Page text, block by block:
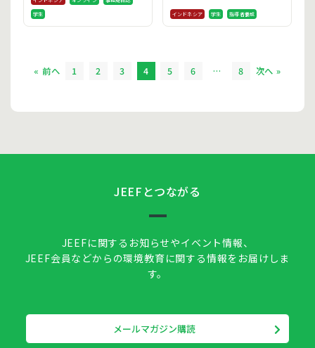
学生
インドネシア 学生 指導者養成
« 前へ 1 2 3 4 5 6 … 8 次へ »
JEEFとつながる
JEEFに関するお知らせやイベント情報、
JEEF会員などからの環境教育に関する情報をお届けしま
す。
メールマガジン購読